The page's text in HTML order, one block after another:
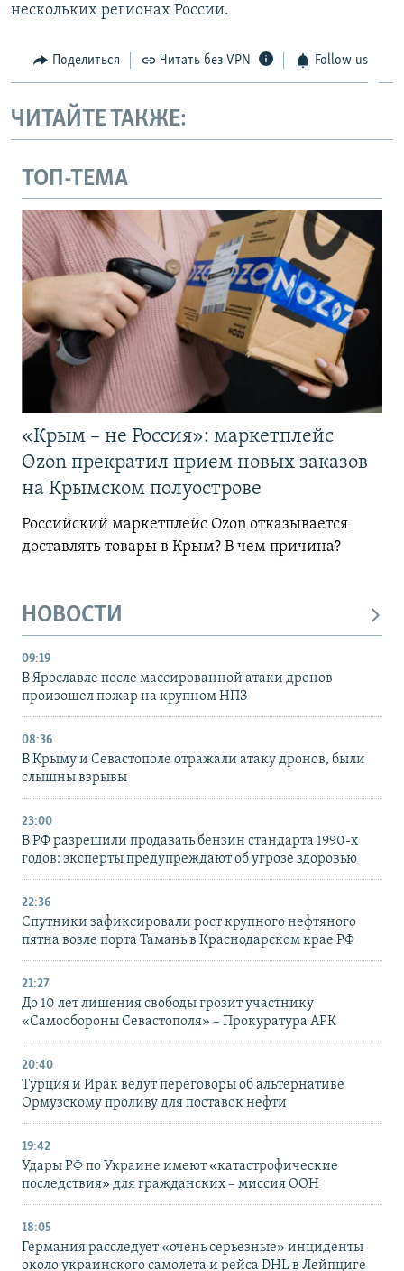
нескольких регионах России.
Поделиться Читать без VPN Follow us
ЧИТАЙТЕ ТАКЖЕ:
ТОП-ТЕМА
«Крым – не Россия»: маркетплейс
Ozon прекратил прием новых заказов
на Крымском полуострове
Российский маркетплейс Ozon отказывается
доставлять товары в Крым? В чем причина?
НОВОСТИ
09:19
В Ярославле после массированной атаки дронов
произошел пожар на крупном НПЗ
08:36
В Крыму и Севастополе отражали атаку дронов, были
слышны взрывы
23:00
В РФ разрешили продавать бензин стандарта 1990-х
годов: эксперты предупреждают об угрозе здоровью
22:36
Спутники зафиксировали рост крупного нефтяного
пятна возле порта Тамань в Краснодарском крае РФ
21:27
До 10 лет лишения свободы грозит участнику
«Самообороны Севастополя» – Прокуратура АРК
20:40
Турция и Ирак ведут переговоры об альтернативе
Ормузскому проливу для поставок нефти
19:42
Удары РФ по Украине имеют «катастрофические
последствия» для гражданских – миссия ООН
18:05
Германия расследует «очень серьезные» инциденты
около украинского самолета и рейса DHL в Лейпциге